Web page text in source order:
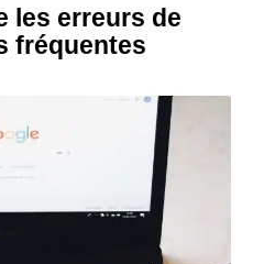
les erreurs de
fréquentes